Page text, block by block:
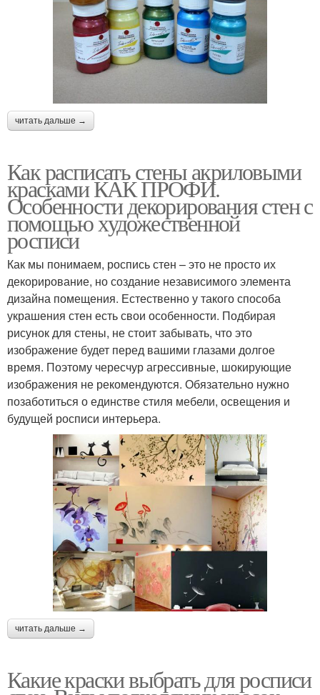
читать дальше →
Как расписать стены акриловыми
красками КАК ПРОФИ.
Особенности декорирования стен с
помощью художественной
росписи
Как мы понимаем, роспись стен – это не просто их
декорирование, но создание независимого элемента
дизайна помещения. Естественно у такого способа
украшения стен есть свои особенности. Подбирая
рисунок для стены, не стоит забывать, что это
изображение будет перед вашими глазами долгое
время. Поэтому чересчур агрессивные, шокирующие
изображения не рекомендуются. Обязательно нужно
позаботиться о единстве стиля мебели, освещения и
будущей росписи интерьера.
читать дальше →
Какие краски выбрать для росписи